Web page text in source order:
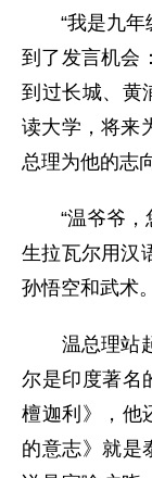
“我是九年
到了发言机会
到过长城、黄
读大学，将来
总理为他的志
“温爷爷，
生拉瓦尔用汉
孙悟空和武术
温总理站起
尔是印度著名
檀迦利》，他
的意志》就是